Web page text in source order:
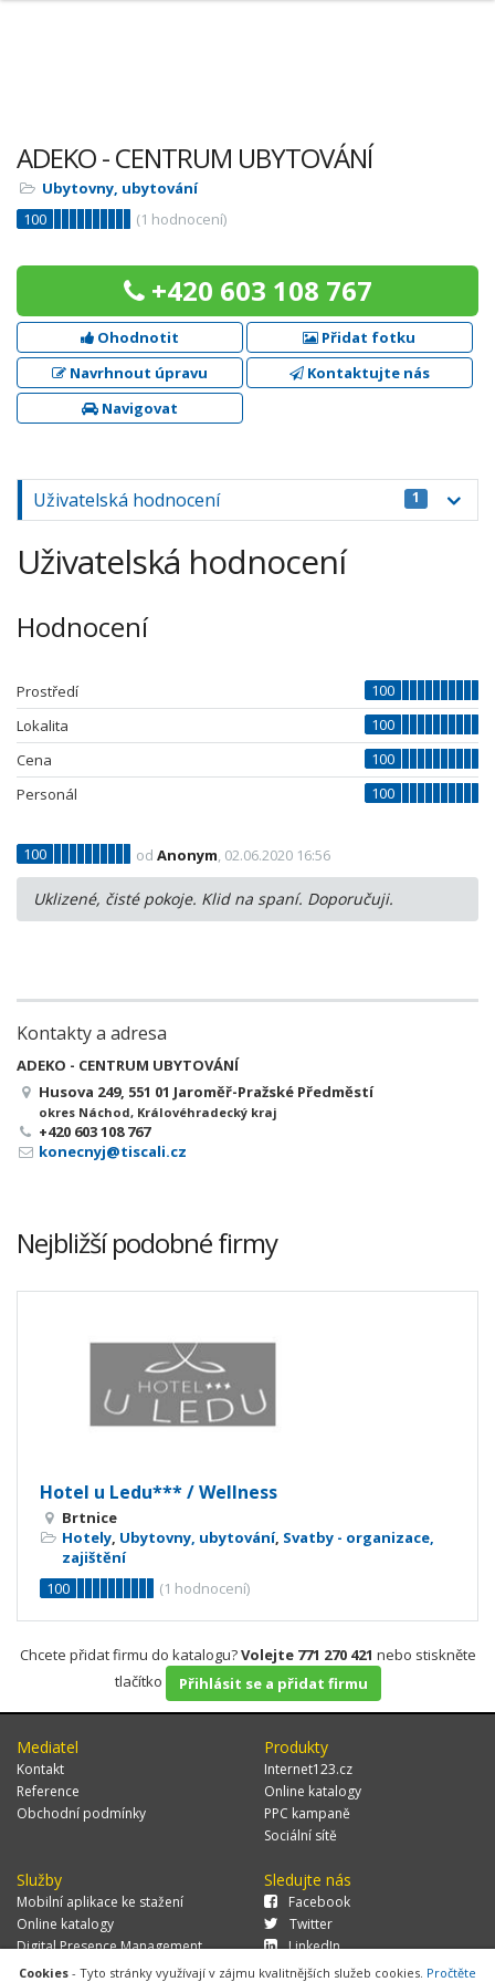
ADEKO - CENTRUM UBYTOVÁNÍ
Ubytovny, ubytování
100
(1 hodnocení)
+420 603 108 767
Ohodnotit
Přidat fotku
Navrhnout úpravu
Kontaktujte nás
Navigovat
Uživatelská hodnocení 1
Uživatelská hodnocení
Hodnocení
Prostředí
100
Lokalita
100
Cena
100
Personál
100
100 od Anonym, 02.06.2020 16:56
Uklizené, čisté pokoje. Klid na spaní. Doporučuji.
Kontakty a adresa
ADEKO - CENTRUM UBYTOVÁNÍ
Husova 249, 551 01 Jaroměř-Pražské Předměstí
okres Náchod, Královéhradecký kraj
+420 603 108 767
konecnyj@tiscali.cz
Nejbližší podobné firmy
Hotel u Ledu*** / Wellness
Brtnice
Hotely, Ubytovny, ubytování, Svatby - organizace,
zajištění
100
(1 hodnocení)
Chcete přidat firmu do katalogu?Volejte 771 270 421 nebo stiskněte
tlačítko
Přihlásit se a přidat firmu
Mediatel
Kontakt
Reference
Obchodní podmínky
Produkty
Internet123.cz
Online katalogy
PPC kampaně
Sociální sítě
Služby
Mobilní aplikace ke stažení
Online katalogy
Digital Presence Management
Více zákazníků
Sledujte nás
Facebook
Twitter
LinkedIn
Cookies - Tyto stránky využívají v zájmu kvalitnějších služeb cookies. Pročtěte